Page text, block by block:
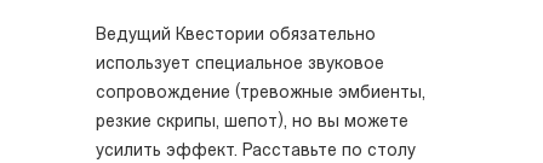
Ведущий Квестории обязательно
использует специальное звуковое
сопровождение (тревожные эмбиенты,
резкие скрипы, шепот), но вы можете
усилить эффект. Расставьте по столу